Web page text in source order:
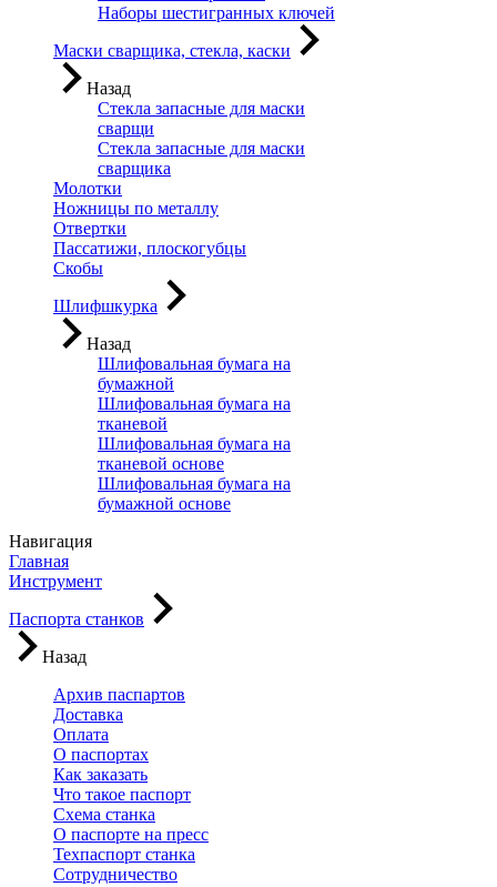
Наборы шестигранных ключей
Маски сварщика, стекла, каски
Назад
Стекла запасные для маски
сварщи
Стекла запасные для маски
сварщика
Молотки
Ножницы по металлу
Отвертки
Пассатижи, плоскогубцы
Скобы
Шлифшкурка
Назад
Шлифовальная бумага на
бумажной
Шлифовальная бумага на
тканевой
Шлифовальная бумага на
тканевой основе
Шлифовальная бумага на
бумажной основе
Навигация
Главная
Инструмент
Паспорта станков
Назад
Архив паспартов
Доставка
Оплата
О паспортах
Как заказать
Что такое паспорт
Схема станка
О паспорте на пресс
Техпаспорт станка
Сотрудничество